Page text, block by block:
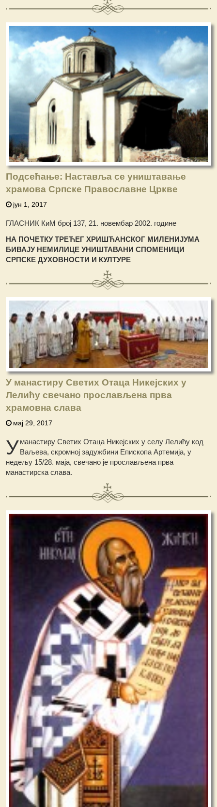
Подсећање: Наставља се уништавање
храмова Српске Православне Цркве
јун 1, 2017
ГЛАСНИК КиМ број 137, 21. новембар 2002. године
НА ПОЧЕТКУ ТРЕЋЕГ ХРИШЋАНСКОГ МИЛЕНИЈУМА
БИВАЈУ НЕМИЛИЦЕ УНИШТАВАНИ СПОМЕНИЦИ
СРПСКЕ ДУХОВНОСТИ И КУЛТУРЕ
У манастиру Светих Отаца Никејских у
Лелићу свечано прослављена прва
храмовна слава
мај 29, 2017
Уманастиру Светих Отаца Никејских у селу Лелићу код
Ваљева, скромној задужбини Епископа Артемија, у
недељу 15/28. маја, свечано је прослављена прва
манастирска слава.